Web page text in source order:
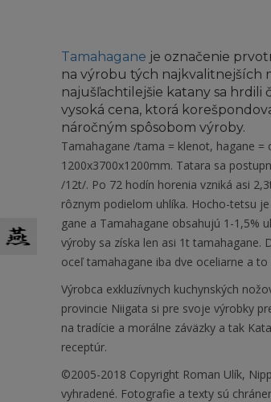
Tamahagane je označenie
na výrobu tých najkvalitnejších
najušľachtilejšie katany sa hrdili
vysoká cena, ktorá
náročným spôsobom výroby.
Tamahagane /tama = klenot, hagane =
1200x3700x1200mm. Tatara sa
/12t/. Po 72 hodín horenia vzniká asi
rôznym podielom uhlíka. Hocho-tetsu
gane a Tamahagane obsahujú 1-1,5%
výroby sa získa len asi 1t tamahagane.
oceľ tamahagane iba dve oceliarne a to
Výrobca exkluzívnych kuchynských
provincie Niigata si pre svoje výrobky
na tradície a morálne záväzky a tak
receptúr.
©2005-2018 Copyright Roman Ulík,
vyhradené. Fotografie a texty sú